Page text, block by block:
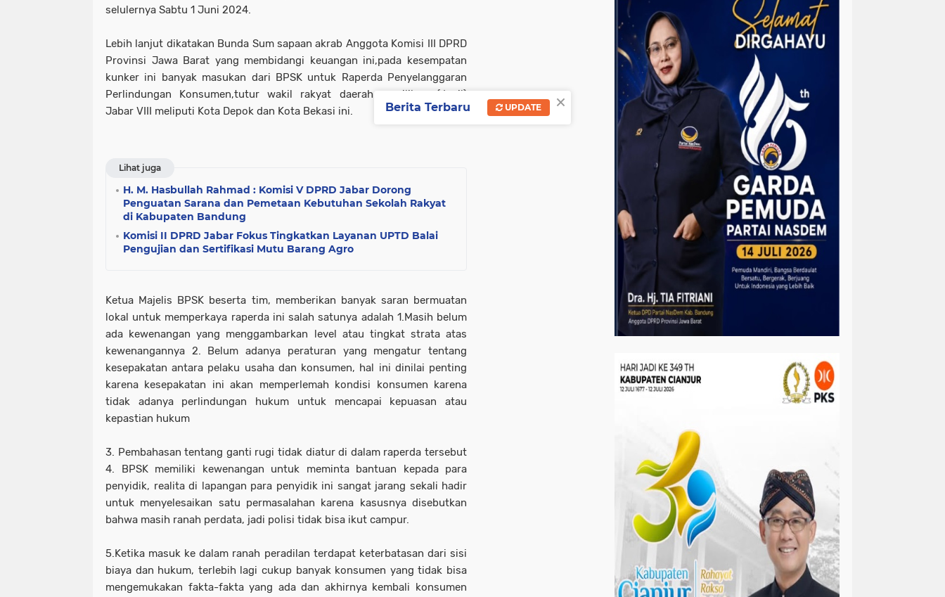
selulernya Sabtu 1 Juni 2024.
Lebih lanjut dikatakan Bunda Sum sapaan akrab Anggota Komisi III DPRD
Provinsi Jawa Barat yang membidangi keuangan ini,pada kesempatan
kunker ini banyak masukan dari BPSK untuk Raperda Penyelanggaran
Perlindungan Konsumen,tutur wakil rakyat daerah pemilihan (dapil)
Jabar VIII meliputi Kota Depok dan Kota Bekasi ini.
Lihat juga
H. M. Hasbullah Rahmad : Komisi V DPRD Jabar Dorong
Penguatan Sarana dan Pemetaan Kebutuhan Sekolah Rakyat
di Kabupaten Bandung
Komisi II DPRD Jabar Fokus Tingkatkan Layanan UPTD Balai
Pengujian dan Sertifikasi Mutu Barang Agro
Ketua Majelis BPSK beserta tim, memberikan banyak saran bermuatan
lokal untuk memperkaya raperda ini salah satunya adalah 1.Masih belum
ada kewenangan yang menggambarkan level atau tingkat strata atas
kewenangannya 2. Belum adanya peraturan yang mengatur tentang
kesepakatan antara pelaku usaha dan konsumen, hal ini dinilai penting
karena kesepakatan ini akan memperlemah kondisi konsumen karena
tidak adanya perlindungan hukum untuk mencapai kepuasan atau
kepastian hukum
3. Pembahasan tentang ganti rugi tidak diatur di dalam raperda tersebut
4. BPSK memiliki kewenangan untuk meminta bantuan kepada para
penyidik, realita di lapangan para penyidik ini sangat jarang sekali hadir
untuk menyelesaikan satu permasalahan karena kasusnya disebutkan
bahwa masih ranah perdata, jadi polisi tidak bisa ikut campur.
5.Ketika masuk ke dalam ranah peradilan terdapat keterbatasan dari sisi
biaya dan hukum, terlebih lagi cukup banyak konsumen yang tidak bisa
mengemukakan fakta-fakta yang ada dan akhirnya kembali konsumen
×
Berita Terbaru UPDATE